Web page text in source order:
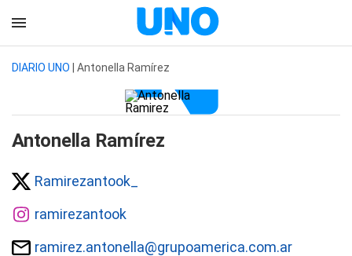
DIARIO UNO | Antonella Ramírez
Antonella Ramírez
Ramirezantook_
ramirezantook
ramirez.antonella@grupoamerica.com.ar